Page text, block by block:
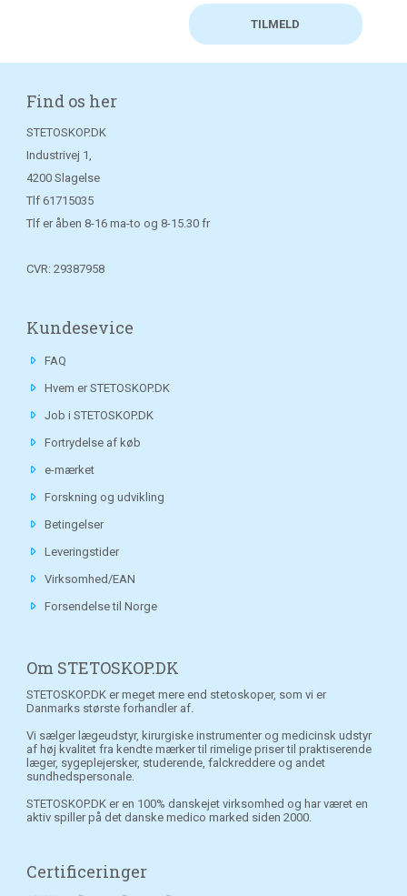
Find os her
STETOSKOP.DK
Industrivej 1,
4200 Slagelse
Tlf 61715035
Tlf er åben 8-16 ma-to og 8-15.30 fr
CVR: 29387958
Kundesevice
FAQ
Hvem er STETOSKOP.DK
Job i STETOSKOP.DK
Fortrydelse af køb
e-mærket
Forskning og udvikling
Betingelser
Leveringstider
Virksomhed/EAN
Forsendelse til Norge
Om STETOSKOP.DK
STETOSKOP.DK er meget mere end stetoskoper, som vi er
Danmarks største forhandler af.
Vi sælger lægeudstyr, kirurgiske instrumenter og medicinsk udstyr
af høj kvalitet fra kendte mærker til rimelige priser til praktiserende
læger, sygeplejersker, studerende, falckreddere og andet
sundhedspersonale.
STETOSKOP.DK er en 100% danskejet virksomhed og har været en
aktiv spiller på det danske medico marked siden 2000.
Certificeringer